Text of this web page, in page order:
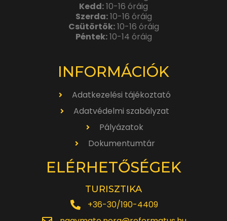
Kedd:10-16 óráig
Szerda:10-16 óráig
Csütörtök:10-16 óráig
Péntek:10-14 óráig
INFORMÁCIÓK
Adatkezelési tájékoztató
Adatvédelmi szabályzat
Pályázatok
Dokumentumtár
ELÉRHETŐSÉGEK
TURISZTIKA
+36-30/190-4409